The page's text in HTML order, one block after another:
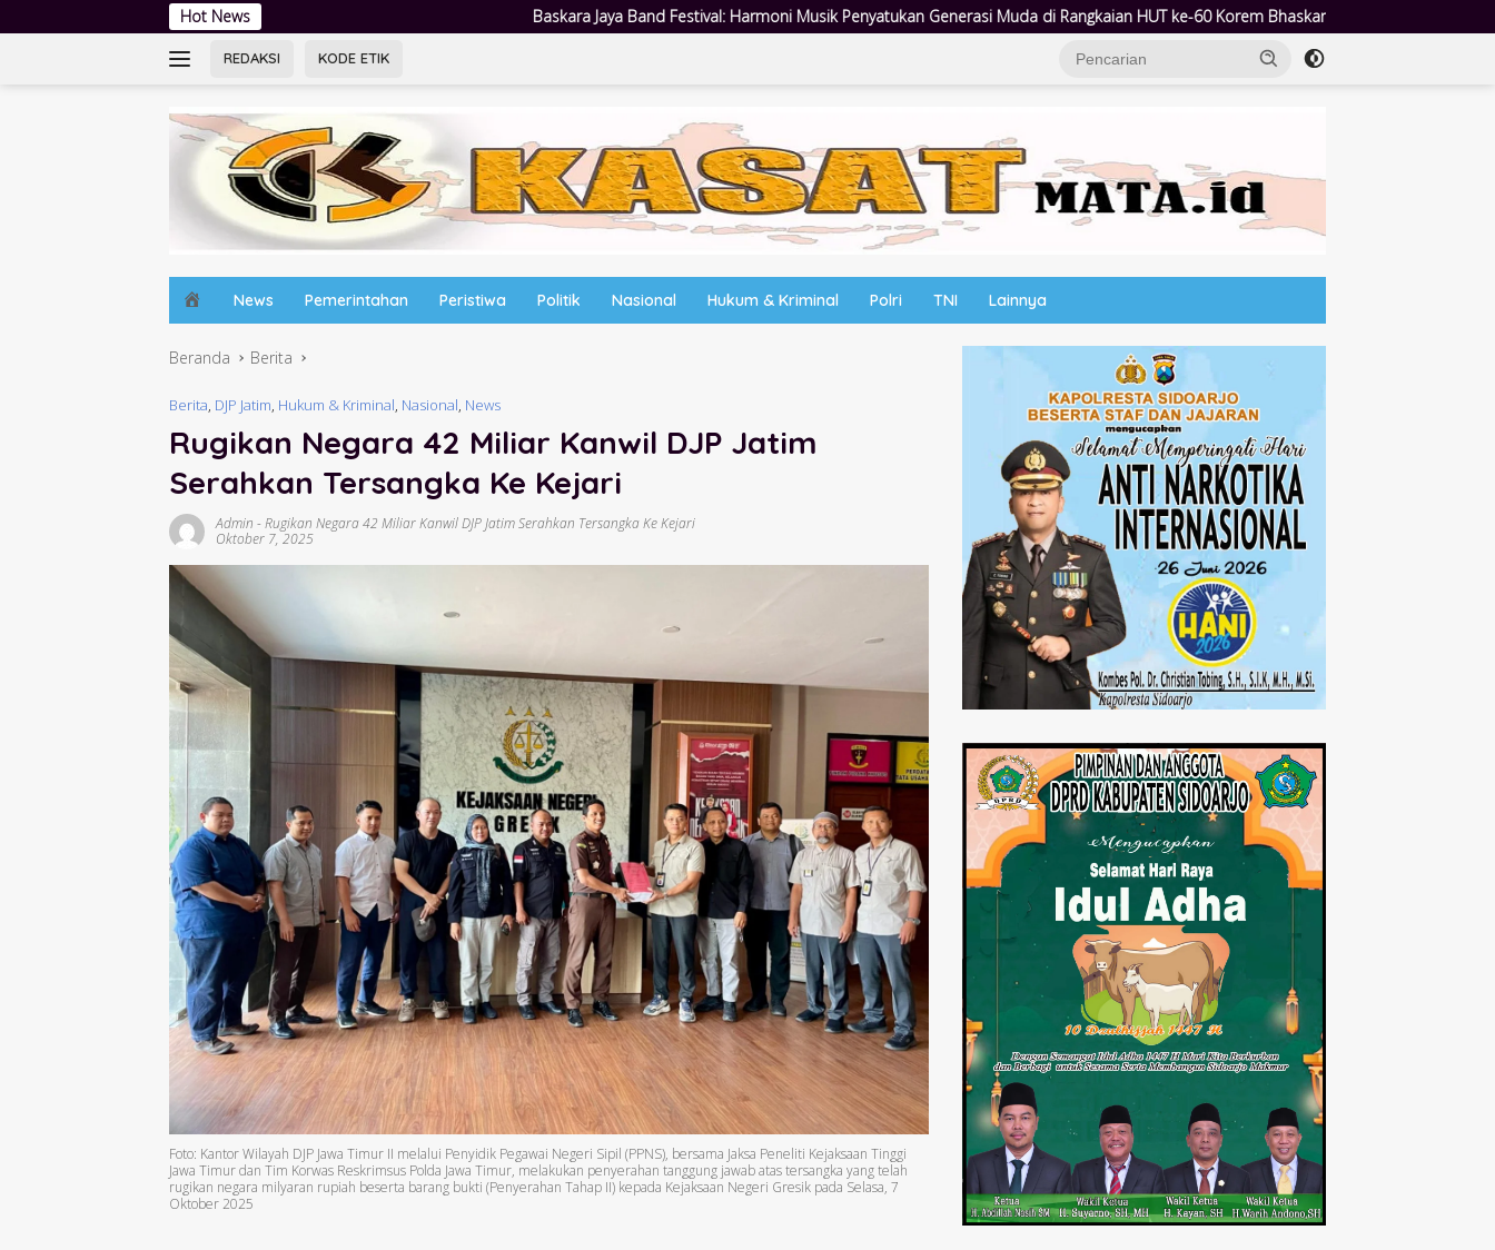
ke
Hot News Baskara Jaya Band Festival: Harmoni Musik Penyatukan Generasi Muda di Rangkaian HUT ke-60 Korem Bhaskara Jaya Lewat Pesta Prasiaga, Bunda PAUD Sriatun
REDAKSI KODE ETIK
o
e
News Pemerintahan Peristiwa Politik Nasional Hukum & Kriminal Polri TNI Lainnya
Beranda Berita
Berita, DJP Jatim, Hukum & Kriminal, Nasional, News
Rugikan Negara 42 Miliar Kanwil DJP Jatim
Serahkan Tersangka Ke Kejari
Admin -Rugikan Negara 42 Miliar Kanwil DJP Jatim Serahkan Tersangka Ke Kejari
Oktober 7, 2025
Foto: Kantor Wilayah DJP Jawa Timur II melalui Penyidik Pegawai Negeri Sipil (PPNS), bersama Jaksa Peneliti Kejaksaan Tinggi
Jawa Timur dan Tim Korwas Reskrimsus Polda Jawa Timur, melakukan penyerahan tanggung jawab atas tersangka yang telah
rugikan negara milyaran rupiah beserta barang bukti (Penyerahan Tahap II) kepada Kejaksaan Negeri Gresik pada Selasa, 7
Oktober 2025